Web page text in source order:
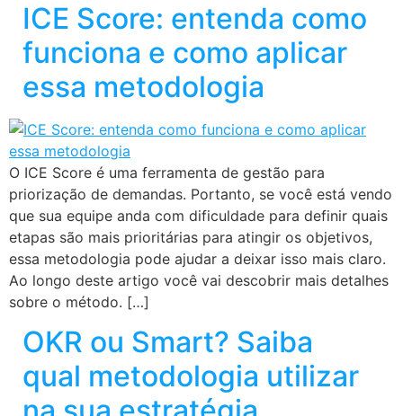
ICE Score: entenda como
funciona e como aplicar
essa metodologia
O ICE Score é uma ferramenta de gestão para
priorização de demandas. Portanto, se você está vendo
que sua equipe anda com dificuldade para definir quais
etapas são mais prioritárias para atingir os objetivos,
essa metodologia pode ajudar a deixar isso mais claro.
Ao longo deste artigo você vai descobrir mais detalhes
sobre o método. […]
OKR ou Smart? Saiba
qual metodologia utilizar